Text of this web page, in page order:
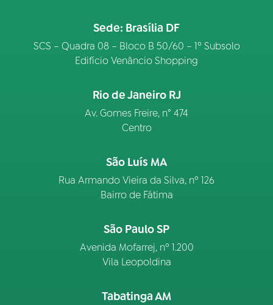
Sede: Brasília DF
SCS – Quadra 08 – Bloco B 50/60 – 1º Subsolo
Edifício Venâncio Shopping
Rio de Janeiro RJ
Av. Gomes Freire, n° 474
Centro
São Luís MA
Rua Armando Vieira da Silva, nº 126
Bairro de Fátima
São Paulo SP
Avenida Mofarrej, nº 1.200
Vila Leopoldina
Tabatinga AM